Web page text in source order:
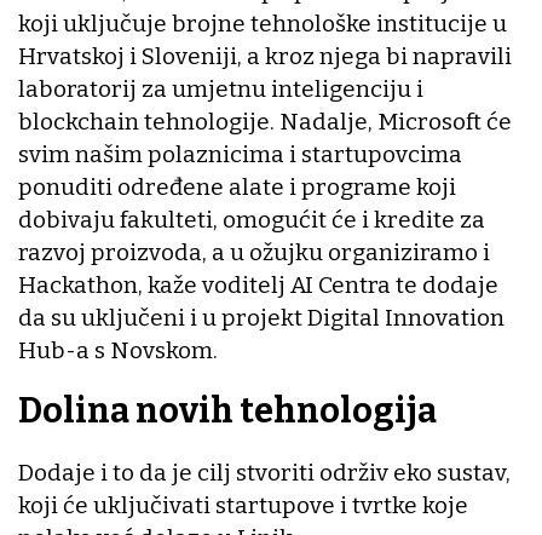
koji uključuje brojne tehnološke institucije u
Hrvatskoj i Sloveniji, a kroz njega bi napravili
laboratorij za umjetnu inteligenciju i
blockchain tehnologije. Nadalje, Microsoft će
svim našim polaznicima i startupovcima
ponuditi određene alate i programe koji
dobivaju fakulteti, omogućit će i kredite za
razvoj proizvoda, a u ožujku organiziramo i
Hackathon, kaže voditelj AI Centra te dodaje
da su uključeni i u projekt Digital Innovation
Hub-a s Novskom.
Dolina novih tehnologija
Dodaje i to da je cilj stvoriti održiv eko sustav,
koji će uključivati startupove i tvrtke koje